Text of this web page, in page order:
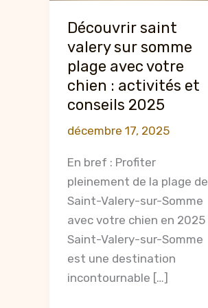
Découvrir saint
valery sur somme
plage avec votre
chien : activités et
conseils 2025
décembre 17, 2025
En bref : Profiter
pleinement de la plage de
Saint-Valery-sur-Somme
avec votre chien en 2025
Saint-Valery-sur-Somme
est une destination
incontournable […]